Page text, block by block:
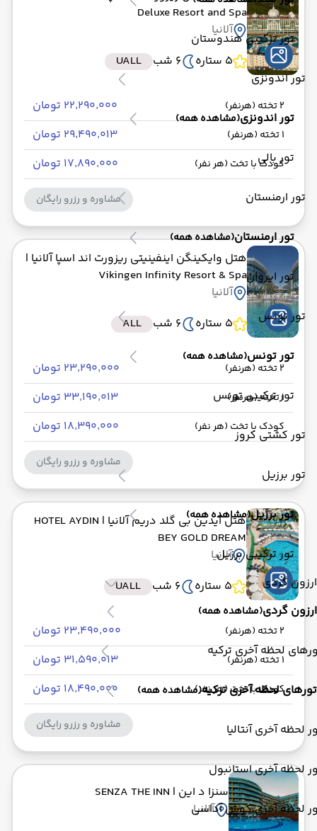
تور ترکیبی هندوستان
تور اندونزی
تور اندونزی(مشاهده همه)
تور بالی
تور ارمنستان
تور ارمنستان(مشاهده همه)
تور ایروان
تور تونس
تور تونس(مشاهده همه)
تور ترکیبی تونس
تور کشتی کروز
تور برزیل
تور برزیل(مشاهده همه)
تور ترکیبی برزیل
ارزون گردی
ارزون گردی(مشاهده همه)
لحظه آخری ترکیه
تورهای لحظه آخری ترکیه(مشاهده همه)
لحظه آخری آنتالیا
لحظه آخری استانبول
لحظه آخری کوش آداسی
Deluxe Resort and Spa
آلانیا
5 ستاره
6 شب UALL
2 تخته (هرنفر) ۲۲٬۲۹۰٬۰۰۰ تومان
1 تخته (هرنفر) ۲۹٬۴۹۰٬۰۱۳ تومان
کودک با تخت (هر نفر) ۱۷٬۸۹۰٬۰۰۰ تومان
مشاوره و رزرو رایگان
هتل وایکینگن اینفینیتی ریزورت اند اسپا آلانیا |
Vikingen Infinity Resort & Spa
آلانیا
5 ستاره
6 شب ALL
2 تخته (هرنفر) ۲۳٬۲۹۰٬۰۰۰ تومان
1 تخته (هرنفر) ۳۳٬۱۹۰٬۰۱۳ تومان
کودک با تخت (هر نفر) ۱۸٬۳۹۰٬۰۰۰ تومان
مشاوره و رزرو رایگان
هتل آیدین بی گلد دریم آلانیا | HOTEL AYDIN
BEY GOLD DREAM
آلانیا
5 ستاره
6 شب UALL
2 تخته (هرنفر) ۲۳٬۴۹۰٬۰۰۰ تومان
1 تخته (هرنفر) ۳۱٬۵۹۰٬۰۱۳ تومان
کودک با تخت (هر نفر) ۱۸٬۴۹۰٬۰۰۰ تومان
مشاوره و رزرو رایگان
سنزا د این | SENZA THE INN
آلانیا